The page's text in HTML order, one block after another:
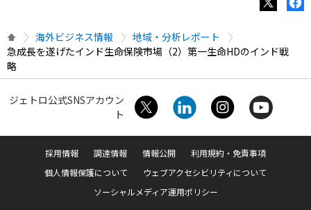
海外ビジネス情報
地域・分析レポート
急成長を遂げたインド生命保険市場（2）第一生命HDのインド戦
略
ジェトロ公式SNSアカウン
ト
採用情報 調達情報 情報公開
利用規約・免責事項
個人情報保護について
ウェブアクセシビリティについて
ソーシャルメディア運用ポリシー